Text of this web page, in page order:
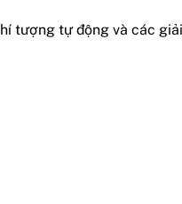
tượng tự động và các